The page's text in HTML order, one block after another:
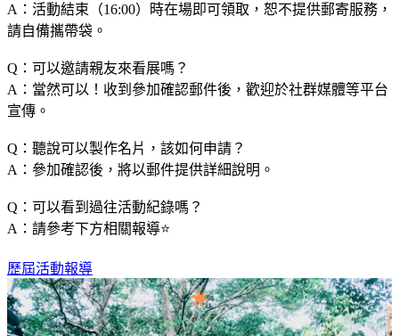
A：活動結束（16:00）時在場即可領取，恕不提供郵寄服務，
請自備攜帶袋。
Q：可以邀請親友來看展嗎？
A：當然可以！收到參加確認郵件後，歡迎於社群媒體等平台
宣傳。
Q：聽說可以製作名片，該如何申請？
A：參加確認後，將以郵件提供詳細說明。
Q：可以看到過往活動紀錄嗎？
A：請參考下方相關報導⭐️
歷屆活動報導